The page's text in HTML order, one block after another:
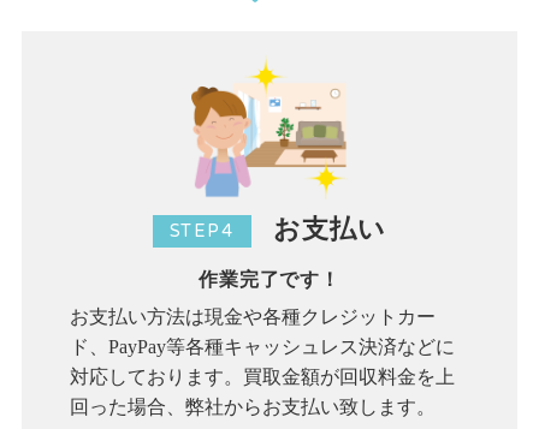
STEP4 お支払い
作業完了です！
お支払い方法は現金や各種クレジットカー
ド、PayPay等各種キャッシュレス決済などに
対応しております。買取金額が回収料金を上
回った場合、弊社からお支払い致します。